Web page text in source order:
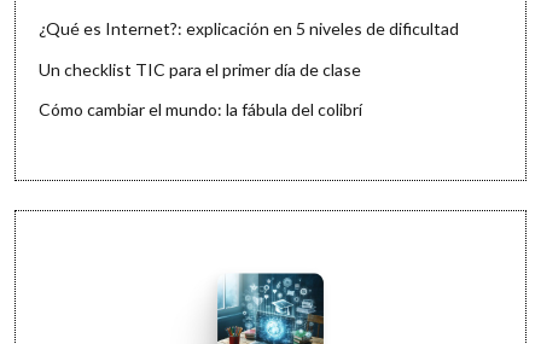
¿Qué es Internet?: explicación en 5 niveles de dificultad
Un checklist TIC para el primer día de clase
Cómo cambiar el mundo: la fábula del colibrí